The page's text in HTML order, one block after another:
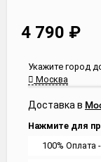
4 790 ₽
Укажите город
Москва
Доставка в
Нажмите для
100%